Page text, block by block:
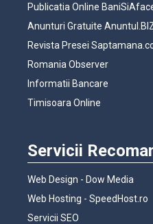
Publicatia Online
Anunturi Gratuite
Revista Presei
Romania Observer
Informatii Bancare
Timisoara Online
Servicii
Web Design - Dow Media
Web Hosting - SpeedHost.ro
Servicii SEO